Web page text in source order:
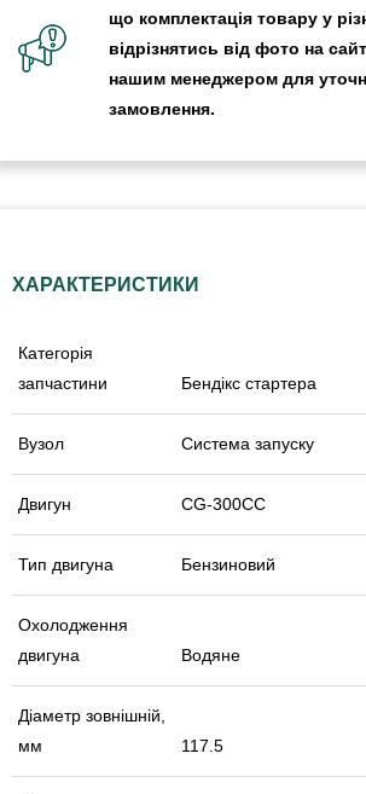
що комплектація товару у
відрізнятись від фото на
нашим менеджером для
замовлення.
ХАРАКТЕРИСТИКИ
Категорія
запчастини
Бендікс стартера
Вузол Система запуску
Двигун CG-300CC
Тип двигуна Бензиновий
Охолодження
двигуна
Водяне
Діаметр зовнішній,
мм
117.5